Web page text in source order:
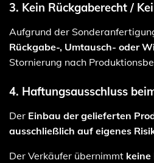
3. Kein Rückgaberecht /
Aufgrund der
Rückgabe-, Umtausch- oder
Stornierung nach
4. Haftungsausschluss
Der Einbau der gelieferten
ausschließlich auf eigenes
Der Verkäufer übernimmt